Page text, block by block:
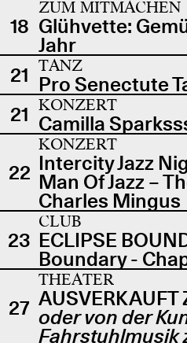
18
ZUM MITMACHEN
Glühvette:
Jahr
21 TANZ
Pro Senectute
21 KONZERT
Camilla
22
KONZERT
Intercity Jazz
Man Of Jazz –
Charles Mingus
23
CLUB
ECLIPSE
Boundary -
27
THEATER
oder von der
Fahrstuhlmusik